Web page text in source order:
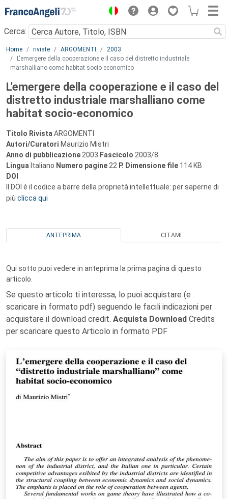
Menu
Cerca:
Main content
Home riviste ARGOMENTI
2003
L'emergere della cooperazione e il caso del distretto industriale
marshalliano come habitat socio-economico
L'emergere della cooperazione e il caso del
distretto industriale marshalliano come
habitat socio-economico
Titolo Rivista ARGOMENTI
Autori/Curatori Maurizio Mistri
Anno di pubblicazione 2003 Fascicolo 2003/8
Lingua Italiano Numero pagine 22 P. Dimensione file 114 KB
DOI
Il DOI è il codice a barre della proprietà intellettuale: per saperne di
più clicca qui
ANTEPRIMA CITAMI
Qui sotto puoi vedere in anteprima la prima pagina di questo
articolo.
Se questo articolo ti interessa, lo puoi acquistare (e
scaricare in formato pdf) seguendo le facili indicazioni per
acquistare il download credit. Acquista Download Credits
per scaricare questo Articolo in formato PDF